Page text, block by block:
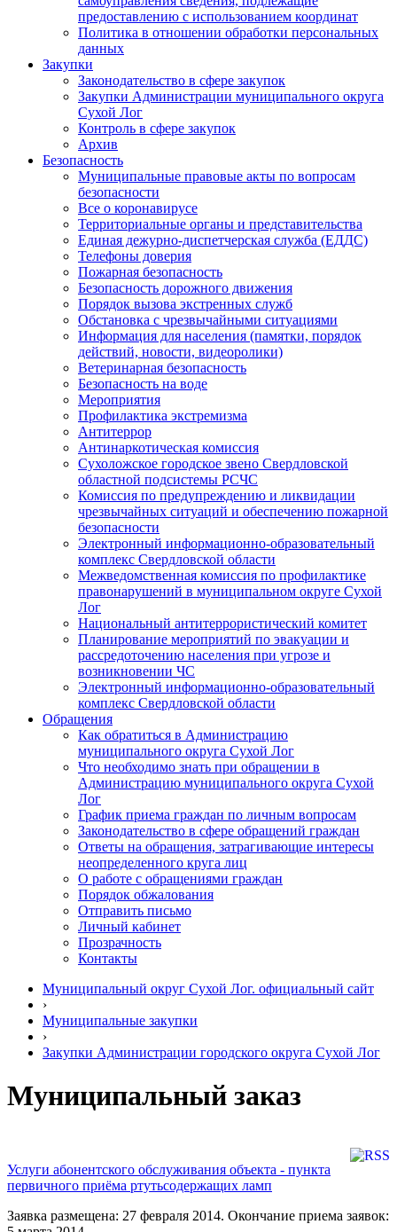
предоставлению с использованием координат
Политика в отношении обработки персональных
данных
Закупки
Законодательство в сфере закупок
Закупки Администрации муниципального округа
Сухой Лог
Контроль в сфере закупок
Архив
Безопасность
Муниципальные правовые акты по вопросам
безопасности
Все о коронавирусе
Территориальные органы и представительства
Единая дежурно-диспетчерская служба (ЕДДС)
Телефоны доверия
Пожарная безопасность
Безопасность дорожного движения
Порядок вызова экстренных служб
Обстановка с чрезвычайными ситуациями
Информация для населения (памятки, порядок
действий, новости, видеоролики)
Ветеринарная безопасность
Безопасность на воде
Мероприятия
Профилактика экстремизма
Антитеррор
Антинаркотическая комиссия
Сухоложское городское звено Свердловской
областной подсистемы РСЧС
Комиссия по предупреждению и ликвидации
чрезвычайных ситуаций и обеспечению пожарной
безопасности
Электронный информационно-образовательный
комплекс Cвердловской области
Межведомственная комиссия по профилактике
правонарушений в муниципальном округе Сухой
Лог
Национальный антитеррористический комитет
Планирование мероприятий по эвакуации и
рассредоточению населения при угрозе и
возникновении ЧС
Электронный информационно-образовательный
комплекс Свердловской области
Обращения
Как обратиться в Администрацию
муниципального округа Сухой Лог
Что необходимо знать при обращении в
Администрацию муниципального округа Сухой
Лог
График приема граждан по личным вопросам
Законодательство в сфере обращений граждан
Ответы на обращения, затрагивающие интересы
неопределенного круга лиц
О работе с обращениями граждан
Порядок обжалования
Отправить письмо
Личный кабинет
Прозрачность
Контакты
Муниципальный округ Сухой Лог. официальный сайт
›
Муниципальные закупки
›
Закупки Администрации городского округа Сухой Лог
Муниципальный заказ
Услуги абонентского обслуживания объекта - пункта
первичного приёма ртутьсодержащих ламп
Заявка размещена: 27 февраля 2014. Окончание приема заявок: